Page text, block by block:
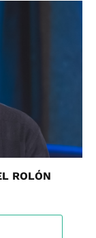
ROLÓN